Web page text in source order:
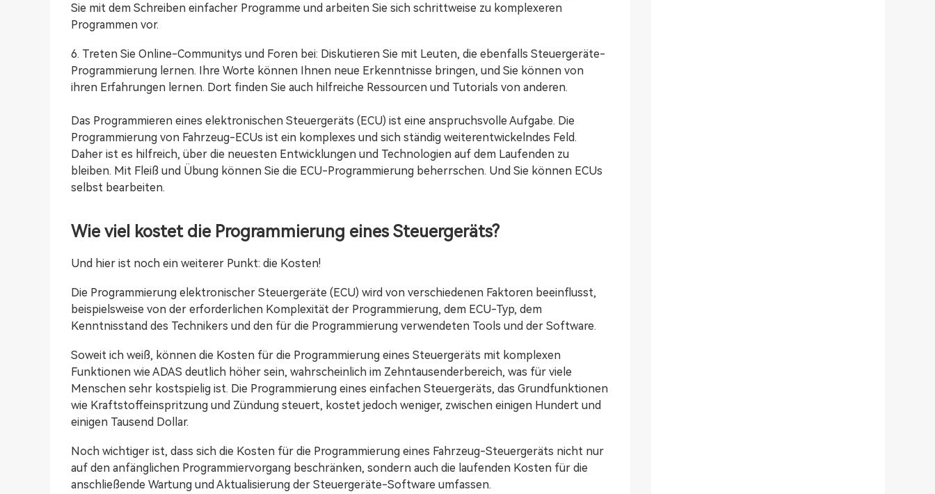
Sie mit dem Schreiben einfacher Programme und arbeiten Sie sich schrittweise zu komplexeren
Programmen vor.
6. Treten Sie Online-Communitys und Foren bei: Diskutieren Sie mit Leuten, die ebenfalls Steuergeräte-
Programmierung lernen. Ihre Worte können Ihnen neue Erkenntnisse bringen, und Sie können von
ihren Erfahrungen lernen. Dort finden Sie auch hilfreiche Ressourcen und Tutorials von anderen.
Das Programmieren eines elektronischen Steuergeräts (ECU) ist eine anspruchsvolle Aufgabe. Die
Programmierung von Fahrzeug-ECUs ist ein komplexes und sich ständig weiterentwickelndes Feld.
Daher ist es hilfreich, über die neuesten Entwicklungen und Technologien auf dem Laufenden zu
bleiben. Mit Fleiß und Übung können Sie die ECU-Programmierung beherrschen. Und Sie können ECUs
selbst bearbeiten.
Wie viel kostet die Programmierung eines Steuergeräts?
Und hier ist noch ein weiterer Punkt: die Kosten!
Die Programmierung elektronischer Steuergeräte (ECU) wird von verschiedenen Faktoren beeinflusst,
beispielsweise von der erforderlichen Komplexität der Programmierung, dem ECU-Typ, dem
Kenntnisstand des Technikers und den für die Programmierung verwendeten Tools und der Software.
Soweit ich weiß, können die Kosten für die Programmierung eines Steuergeräts mit komplexen
Funktionen wie ADAS deutlich höher sein, wahrscheinlich im Zehntausenderbereich, was für viele
Menschen sehr kostspielig ist. Die Programmierung eines einfachen Steuergeräts, das Grundfunktionen
wie Kraftstoffeinspritzung und Zündung steuert, kostet jedoch weniger, zwischen einigen Hundert und
einigen Tausend Dollar.
Noch wichtiger ist, dass sich die Kosten für die Programmierung eines Fahrzeug-Steuergeräts nicht nur
auf den anfänglichen Programmiervorgang beschränken, sondern auch die laufenden Kosten für die
anschließende Wartung und Aktualisierung der Steuergeräte-Software umfassen.